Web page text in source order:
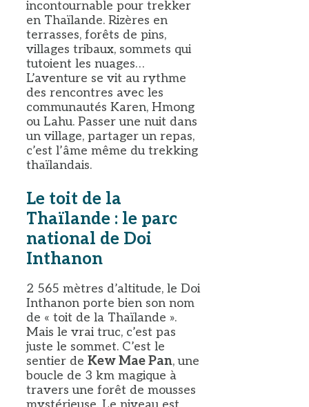
incontournable pour trekker
en Thaïlande. Rizères en
terrasses, forêts de pins,
villages tribaux, sommets qui
tutoient les nuages…
L’aventure se vit au rythme
des rencontres avec les
communautés Karen, Hmong
ou Lahu. Passer une nuit dans
un village, partager un repas,
c’est l’âme même du trekking
thaïlandais.
Le toit de la
Thaïlande : le parc
national de Doi
Inthanon
2 565 mètres d’altitude, le Doi
Inthanon porte bien son nom
de « toit de la Thaïlande ».
Mais le vrai truc, c’est pas
juste le sommet. C’est le
sentier de Kew Mae Pan, une
boucle de 3 km magique à
travers une forêt de mousses